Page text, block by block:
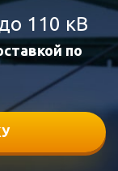
110 кВ
по